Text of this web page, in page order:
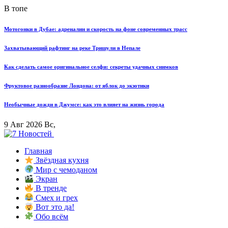
В топе
Мотогонки в Дубае: адреналин и скорость на фоне современных трасс
Захватывающий рафтинг на реке Тришули в Непале
Как сделать самое оригинальное селфи: секреты удачных снимков
Фруктовое разнообразие Лондона: от яблок до экзотики
Необычные дожди в Джумсе: как это влияет на жизнь города
9 Авг 2026 Вс,
Главная
Звёздная кухня
Мир с чемоданом
Экран
В тренде
Смех и грех
Вот это да!
Обо всём